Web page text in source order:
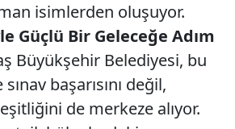
isimlerden oluşuyor.
Güçlü Bir Geleceğe Adım
Büyükşehir Belediyesi, bu
başarısını değil,
de merkeze alıyor.